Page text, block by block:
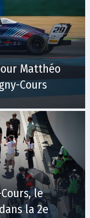
Matthéo
Cours
le
la 2e